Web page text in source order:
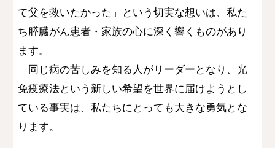
て父を救いたかった」という切実な想いは、私た
ち膵臓がん患者・家族の心に深く響くものがあり
ます。
​ 同じ病の苦しみを知る人がリーダーとなり、光
免疫療法という新しい希望を世界に届けようとし
ている事実は、私たちにとっても大きな勇気とな
ります。